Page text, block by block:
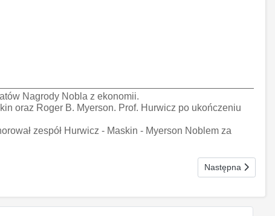
Nagrody Nobla z ekonomii.
oraz Roger B. Myerson. Prof. Hurwicz po ukończeniu
zespół Hurwicz - Maskin - Myerson Noblem za
Następna strona:
Następna